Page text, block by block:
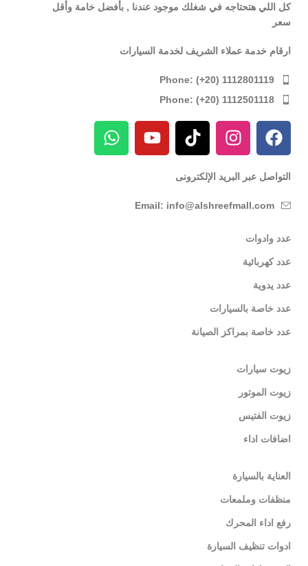
كل اللي هتحتاجه في شغلك موجود عندنا , بأفضل خامة وأقل
سعر
ارقام خدمة عملاء الشريف لخدمة السيارات
Phone: (+20) 1112801119
Phone: (+20) 1112501118
التواصل عبر البريد الإلكترونى
Email: info@alshreefmall.com
عدد وادوات
عدد كهربائية
عدد يدوية
عدد خاصة بالسيارات
عدد خاصة بمراكز الصيانة
زيوت سيارات
زيوت الموتور
زيوت الفتيس
اضافات اداء
العناية بالسيارة
منظفات وملمعات
رفع اداء المحرك
ادوات تنظيف السيارة